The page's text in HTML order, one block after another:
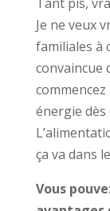
Je ne veux
familiales à
convaincue
énergie dès
ça va dans
Vous